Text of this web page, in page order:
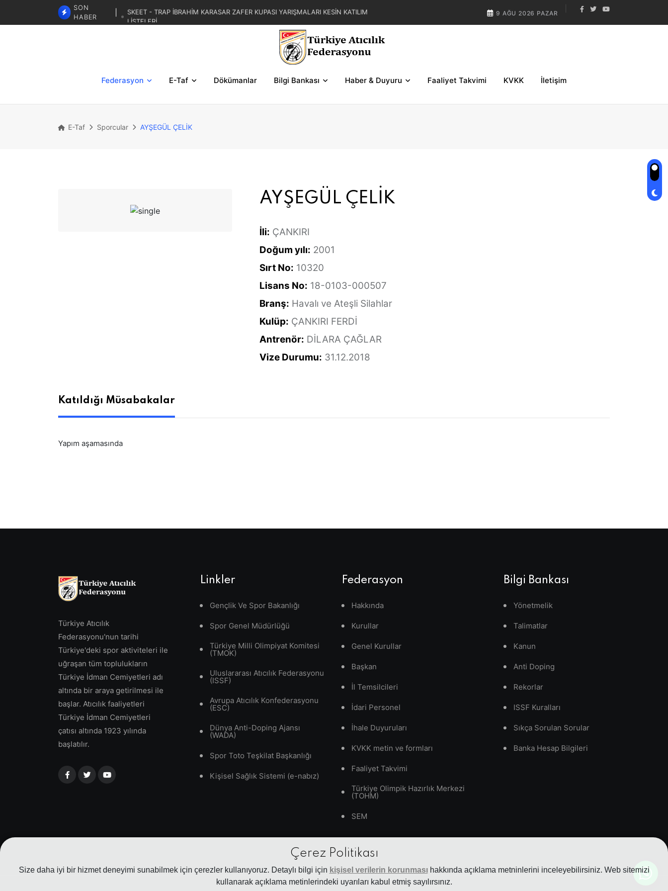
Çerez Politikası
Size daha iyi bir hizmet deneyimi sunabilmek için çerezler kullanıyoruz. Detaylı bilgi için kişisel verilerin korunmasıhakkında açıklama metninlerini inceleyebilirsiniz. Web sitemizi
kullanarak açıklama metinlerindeki uyarıları kabul etmiş sayılırsınız.
SON
HABER
SKEET - TRAP İBRAHİM KARASAR ZAFER KUPASI YARIŞMALARI KESİN KATILIM
LİSTELERİ
TRAP 3. BÖLGESEL YAZ KUPASI YARIŞMA REGLAMANI
TRAP İBRAHİM KARASAR ZAFER KUPASI YARIŞMASI SERİLERİ VE ŞEMALAR
9 AĞU 2026 PAZAR
Federasyon E-Taf Dökümanlar Bilgi Bankası Haber & Duyuru Faaliyet Takvimi KVKK İletişim
E-Taf Sporcular AYŞEGÜL ÇELİK
AYŞEGÜL ÇELİK
İli: ÇANKIRI
Doğum yılı: 2001
Sırt No: 10320
Lisans No: 18-0103-000507
Branş: Havalı ve Ateşli Silahlar
Kulüp: ÇANKIRI FERDİ
Antrenör: DİLARA ÇAĞLAR
Vize Durumu: 31.12.2018
Katıldığı Müsabakalar
Yapım aşamasında
Türkiye Atıcılık
Federasyonu'nun tarihi
Türkiye'deki spor aktiviteleri ile
uğraşan tüm toplulukların
Türkiye İdman Cemiyetleri adı
altında bir araya getirilmesi ile
başlar. Atıcılık faaliyetleri
Türkiye İdman Cemiyetleri
çatısı altında 1923 yılında
başlatılır.
Linkler
Gençlik Ve Spor Bakanlığı
Spor Genel Müdürlüğü
Türkiye Milli Olimpiyat Komitesi
(TMOK)
Uluslararası Atıcılık Federasyonu
(ISSF)
Avrupa Atıcılık Konfederasyonu
(ESC)
Dünya Anti-Doping Ajansı
(WADA)
Spor Toto Teşkilat Başkanlığı
Kişisel Sağlık Sistemi (e-nabız)
Federasyon
Hakkında
Kurullar
Genel Kurullar
Başkan
İl Temsilcileri
İdari Personel
İhale Duyuruları
KVKK metin ve formları
Faaliyet Takvimi
Türkiye Olimpik Hazırlık Merkezi
(TOHM)
SEM
Bilgi Bankası
Yönetmelik
Talimatlar
Kanun
Anti Doping
Rekorlar
ISSF Kuralları
Sıkça Sorulan Sorular
Banka Hesap Bilgileri